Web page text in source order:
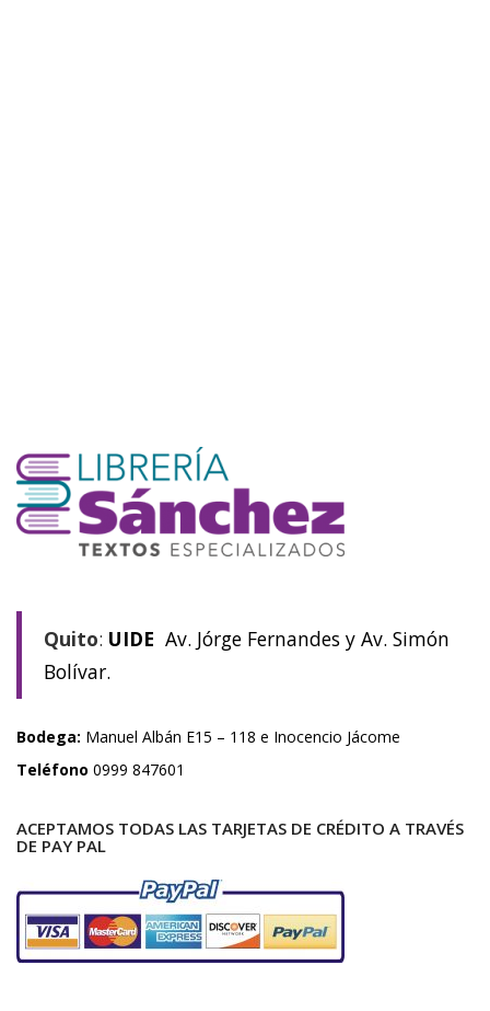
Quito: UIDE Av. Jórge Fernandes y Av. Simón
Bolívar.
Bodega: Manuel Albán E15 – 118 e Inocencio Jácome
Teléfono 0999 847601
ACEPTAMOS TODAS LAS TARJETAS DE CRÉDITO A TRAVÉS
DE PAY PAL